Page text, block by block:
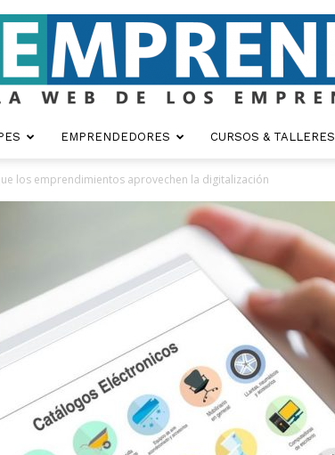
EMPRENDEDORES CURSOS & TALLERES
los emprendimientos aprovechen la digitalización